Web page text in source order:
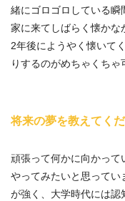
緒にゴロゴロしている瞬
家に来てしばらく懐かな
2年後にようやく懐いて
りするのがめちゃくちゃ
将来の夢を教えてくだ
頑張って何かに向かって
やってみたいと思って
が強く、大学時代には認